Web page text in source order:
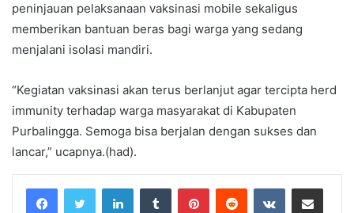
peninjauan pelaksanaan vaksinasi mobile sekaligus
memberikan bantuan beras bagi warga yang sedang
menjalani isolasi mandiri.
“Kegiatan vaksinasi akan terus berlanjut agar tercipta herd
immunity terhadap warga masyarakat di Kabupaten
PurbaIingga. Semoga bisa berjalan dengan sukses dan
lancar,” ucapnya.(had).
LinkedInTumblr PinterestReddit VKontakteShare via Email